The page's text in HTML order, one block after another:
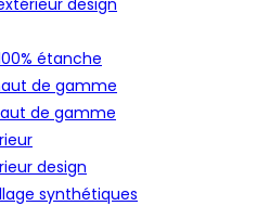
design
étanche
de gamme
de gamme
design
synthétiques